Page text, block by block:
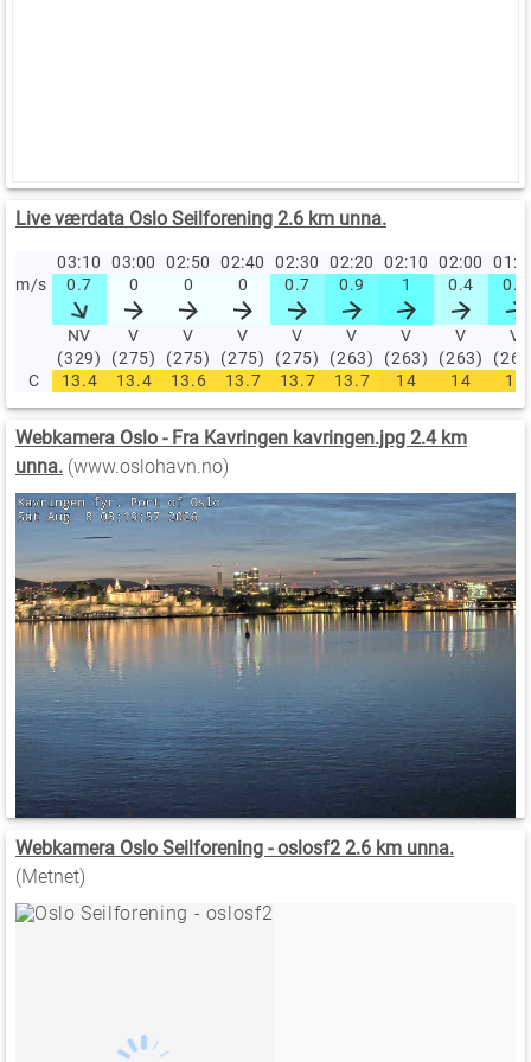
Live værdata Oslo Seilforening 2.6 km unna.
03:10 03:00 02:50 02:40 02:30 02:20 02:10 02:00
m/s
0.7 0 0 0 0.7 0.9 1 0.4 0.9
NV
(329)
V
(275)
V
(275)
V
(275)
V
(275)
V
(263)
V
(263)
V
(263)
V
C
13.4 13.4 13.6 13.7 13.7 13.7 14 14 14
Webkamera Oslo - Fra Kavringen kavringen.jpg 2.4 km
unna. (www.oslohavn.no)
Webkamera Oslo Seilforening - oslosf2 2.6 km unna.
(Metnet)